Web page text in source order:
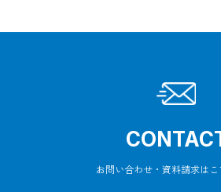
お問い合わせ・資料請求はこ